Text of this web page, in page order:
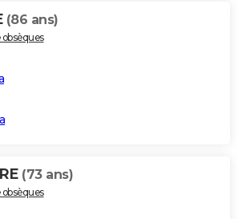
(86 ans)
(73 ans)